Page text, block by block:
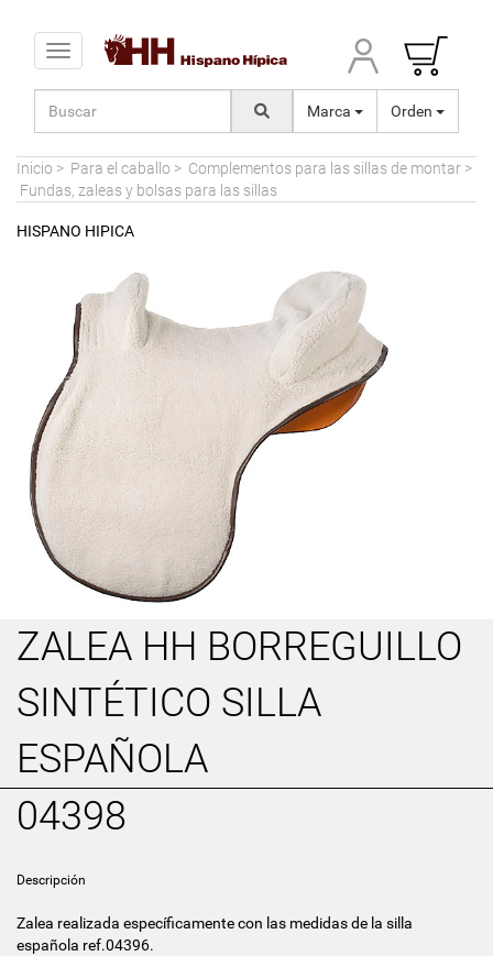
Toggle navigation
Marca Orden
Inicio > Para el caballo > Complementos para las sillas de montar >
Fundas, zaleas y bolsas para las sillas
HISPANO HIPICA
ZALEA HH BORREGUILLO
SINTÉTICO SILLA
ESPAÑOLA
04398
Descripción
Zalea realizada específicamente con las medidas de la silla
española ref.04396.